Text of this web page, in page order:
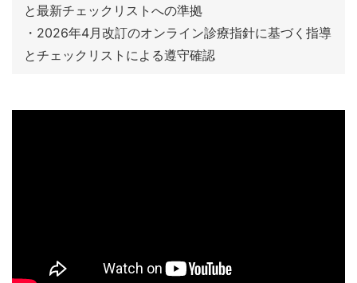
と最新チェックリストへの準拠
・2026年4月改訂のオンライン診療指針に基づく指導
とチェックリストによる遵守確認